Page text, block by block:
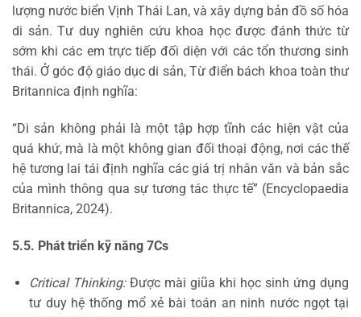
lượng nước biển Vịnh Thái Lan, và xây dựng bản đồ số hóa
di sản. Tư duy nghiên cứu khoa học được đánh thức từ
sớm khi các em trực tiếp đối diện với các tổn thương sinh
thái. Ở góc độ giáo dục di sản, Từ điển bách khoa toàn thư
Britannica định nghĩa:
“Di sản không phải là một tập hợp tĩnh các hiện vật của
quá khứ, mà là một không gian đối thoại động, nơi các thế
hệ tương lai tái định nghĩa các giá trị nhân văn và bản sắc
của mình thông qua sự tương tác thực tế” (Encyclopaedia
Britannica, 2024).
5.5. Phát triển kỹ năng 7Cs
Critical Thinking:Được mài giũa khi học sinh ứng dụng
tư duy hệ thống mổ xẻ bài toán an ninh nước ngọt tại